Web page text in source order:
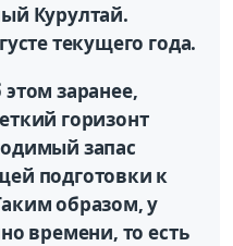
Курултай.
текущего года.
заранее,
горизонт
запас
подготовки к
образом, у
времени, то есть